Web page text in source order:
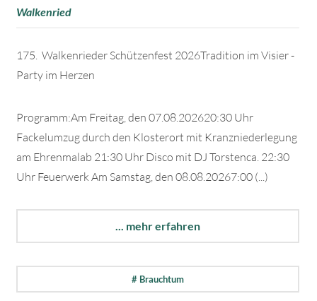
Walkenried
175. Walkenrieder Schützenfest 2026Tradition im Visier -
Party im Herzen
Programm:Am Freitag, den 07.08.202620:30 Uhr
Fackelumzug durch den Klosterort mit Kranzniederlegung
am Ehrenmalab 21:30 Uhr Disco mit DJ Torstenca. 22:30
Uhr Feuerwerk Am Samstag, den 08.08.20267:00 (...)
... mehr erfahren
# Brauchtum